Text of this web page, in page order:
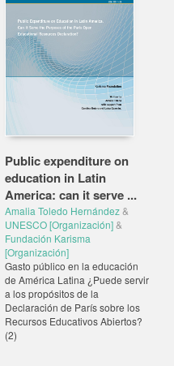
Public expenditure on
education in Latin
America: can it serve ...
Amalia Toledo Hernández&
UNESCO [Organización]&
Fundación Karisma
[Organización]
Gasto público en la educación
de América Latina ¿Puede servir
a los propósitos de la
Declaración de París sobre los
Recursos Educativos Abiertos?
(2)